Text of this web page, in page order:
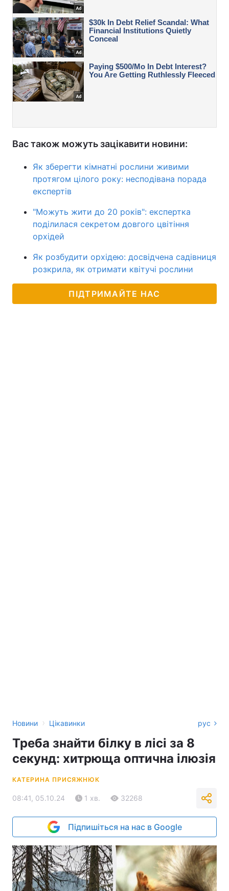
Вас також можуть зацікавити новини:
Як зберегти кімнатні рослини живими
протягом цілого року: несподівана порада
експертів
"Можуть жити до 20 років": експертка
поділилася секретом довгого цвітіння
орхідей
Як розбудити орхідею: досвідчена садівниця
розкрила, як отримати квітучі рослини
ПІДТРИМАЙТЕ НАС
Новини › Цікавинки рус
Треба знайти білку в лісі за 8
секунд: хитрюща оптична ілюзія
КАТЕРИНА ПРИСЯЖНЮК
08:41, 05.10.24 1 хв. 32268
Підпишіться на нас в Google